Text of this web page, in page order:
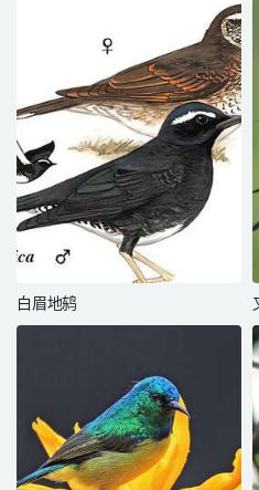
白眉地鸫